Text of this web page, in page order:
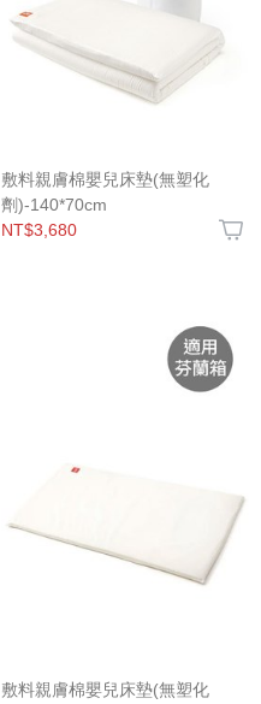
敷料親膚棉嬰兒床墊(無塑化
劑)-140*70cm
NT$3,680
敷料親膚棉嬰兒床墊(無塑化